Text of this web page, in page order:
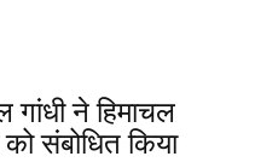
गांधी ने हिमाचल
संबोधित किया